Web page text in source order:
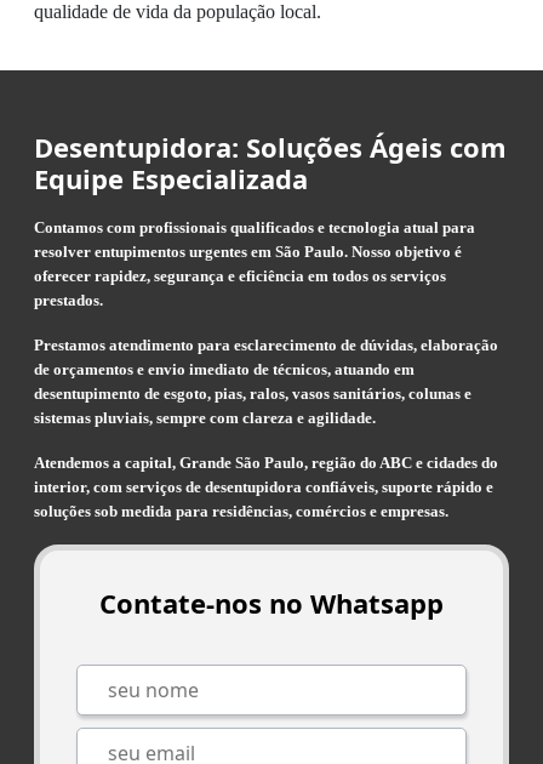
qualidade de vida da população local.
Desentupidora: Soluções Ágeis com
Equipe Especializada
Contamos com profissionais qualificados e tecnologia atual para
resolver entupimentos urgentes em São Paulo. Nosso objetivo é
oferecer rapidez, segurança e eficiência em todos os serviços
prestados.
Prestamos atendimento para esclarecimento de dúvidas, elaboração
de orçamentos e envio imediato de técnicos, atuando em
desentupimento de esgoto, pias, ralos, vasos sanitários, colunas e
sistemas pluviais, sempre com clareza e agilidade.
Atendemos a capital, Grande São Paulo, região do ABC e cidades do
interior, com serviços de desentupidora confiáveis, suporte rápido e
soluções sob medida para residências, comércios e empresas.
Contate-nos no Whatsapp